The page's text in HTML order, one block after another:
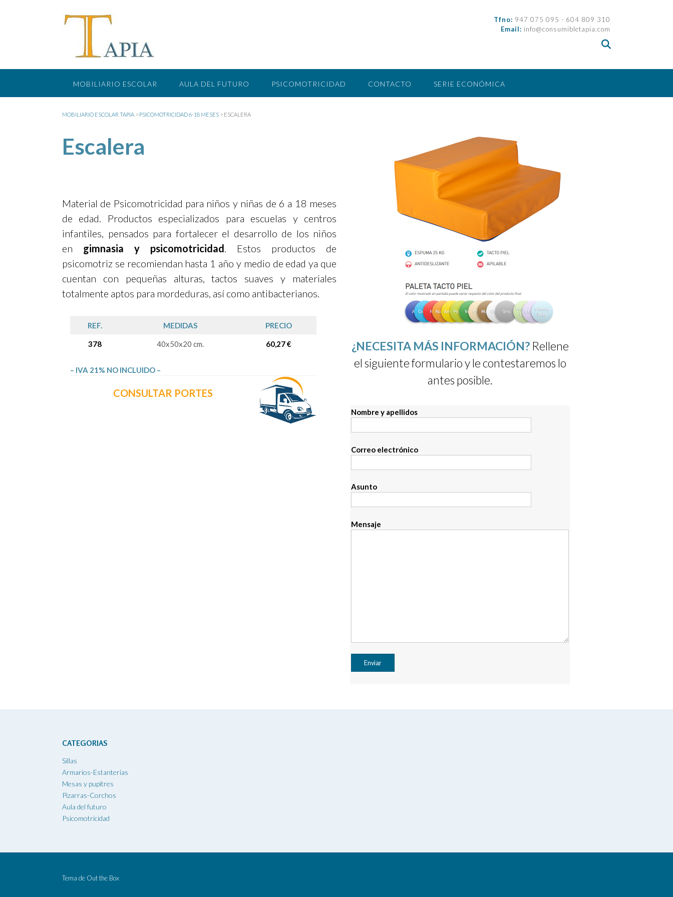
Tfno: 947 075 095 - 604 809 310
Email: info@consumibletapia.com
MOBILIARIO ESCOLAR AULA DEL FUTURO PSICOMOTRICIDAD CONTACTO SERIE ECONÓMICA
MOBILIARIO ESCOLAR TAPIA > PSICOMOTRICIDAD 6-18 MESES > ESCALERA
Escalera
Material de Psicomotricidad para niños y niñas de 6 a 18 meses
de edad. Productos especializados para escuelas y centros
infantiles, pensados para fortalecer el desarrollo de los niños
en gimnasia y psicomotricidad . Estos productos de
psicomotriz se recomiendan hasta 1 año y medio de edad ya que
cuentan con pequeñas alturas, tactos suaves y materiales
totalmente aptos para mordeduras, así como antibacterianos.
REF. MEDIDAS PRECIO
378 40x50x20 cm. 60,27 €
– IVA 21% NO INCLUIDO –
CONSULTAR PORTES
¿NECESITA MÁS INFORMACIÓN? Rellene
el siguiente formulario y le contestaremos lo
antes posible.
Nombre y apellidos
Correo electrónico
Asunto
Mensaje
CATEGORIAS
Sillas
Armarios-Estanterías
Mesas y pupitres
Pizarras-Corchos
Aula del futuro
Psicomotricidad
Tema de Out the Box